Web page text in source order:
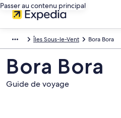
Passer au contenu principal
Îles Sous-le-Vent Bora Bora
Bora Bora
Guide de voyage